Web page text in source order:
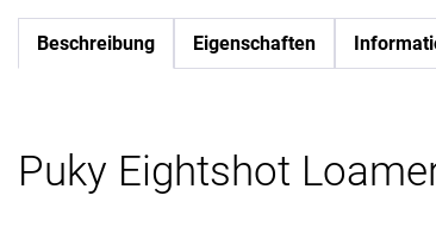
Beschreibung Eigenschaften
Puky Eightshot